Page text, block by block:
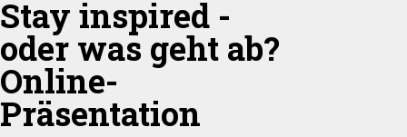
Stay inspired -
oder was geht ab?
Online-
Präsentation